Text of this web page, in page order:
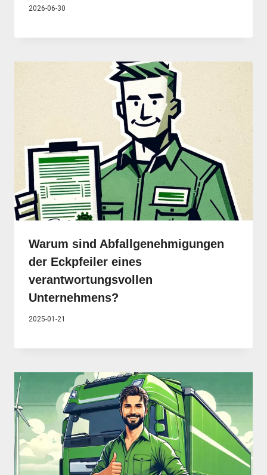
2026-06-30
Warum sind Abfallgenehmigungen
der Eckpfeiler eines
verantwortungsvollen
Unternehmens?
2025-01-21